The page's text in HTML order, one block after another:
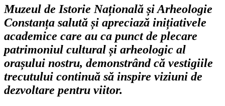
Muzeul de Istorie Națională și Arheologie
Constanța salută și apreciază inițiativele
academice care au ca punct de plecare
patrimoniul cultural și arheologic al
orașului nostru, demonstrând că vestigiile
trecutului continuă să inspire viziuni de
dezvoltare pentru viitor.